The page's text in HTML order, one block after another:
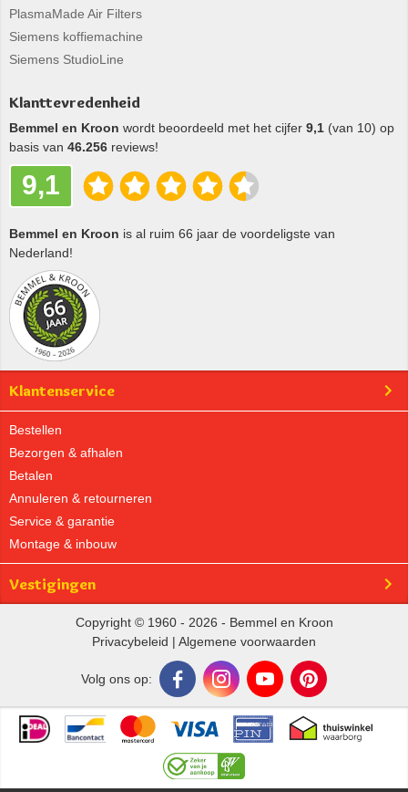
PlasmaMade Air Filters
Siemens koffiemachine
Siemens StudioLine
Klanttevredenheid
Bemmel en Kroon wordt beoordeeld met het cijfer 9,1 (van 10) op
basis van 46.256 reviews!
9,1
Bemmel en Kroon is al ruim 66 jaar de voordeligste van
Nederland!
Klantenservice
Bestellen
Bezorgen & afhalen
Betalen
Annuleren & retourneren
Service & garantie
Montage & inbouw
Vestigingen
Copyright © 1960 - 2026 - Bemmel en Kroon
Privacybeleid | Algemene voorwaarden
Volg ons op: